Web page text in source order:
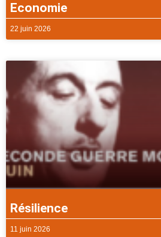
Economie
22 juin 2026
Résilience
11 juin 2026